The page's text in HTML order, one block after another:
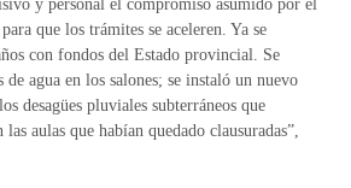
y personal el compromiso asumido por el
que los trámites se aceleren. Ya se
con fondos del Estado provincial. Se
agua en los salones; se instaló un nuevo
desagües pluviales subterráneos que
aulas que habían quedado clausuradas”,